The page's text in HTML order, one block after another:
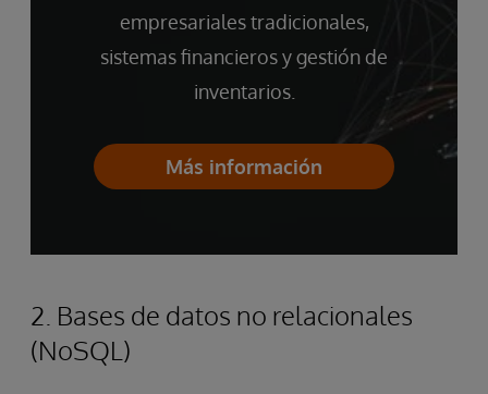
empresariales tradicionales,
sistemas financieros y gestión de
inventarios.
Más información
2. Bases de datos no relacionales
(NoSQL)